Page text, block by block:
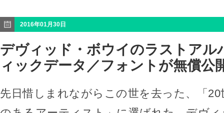
2016年01月30日
デヴィッド・ボウイのラストアル
ィックデータ／フォントが無償公
先日惜しまれながらこの世を去った、「